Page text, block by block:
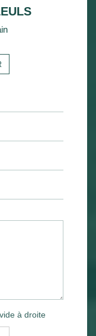
à droite